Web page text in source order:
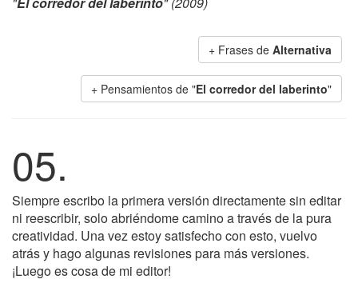
+ Frases de Alternativa
+ Pensamientos de "El corredor del laberinto"
05.
Siempre escribo la primera versión directamente sin editar
ni reescribir, solo abriéndome camino a través de la pura
creatividad. Una vez estoy satisfecho con esto, vuelvo
atrás y hago algunas revisiones para más versiones.
¡Luego es cosa de mi editor!